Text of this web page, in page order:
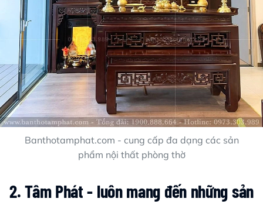
Banthotamphat.com - cung cấp đa dạng các sản
phẩm nội thất phòng thờ
2. Tâm Phát - luôn mang đến những sản